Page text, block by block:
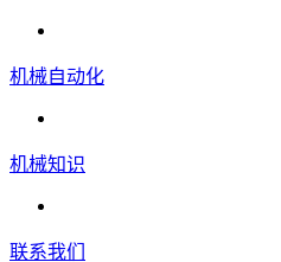
机械自动化
机械知识
联系我们